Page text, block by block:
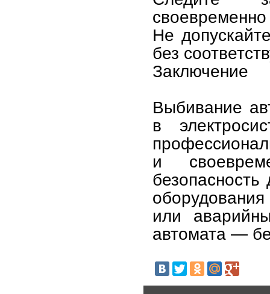
Не
без
Заключение
Выбивание
в
и
или
автомата —